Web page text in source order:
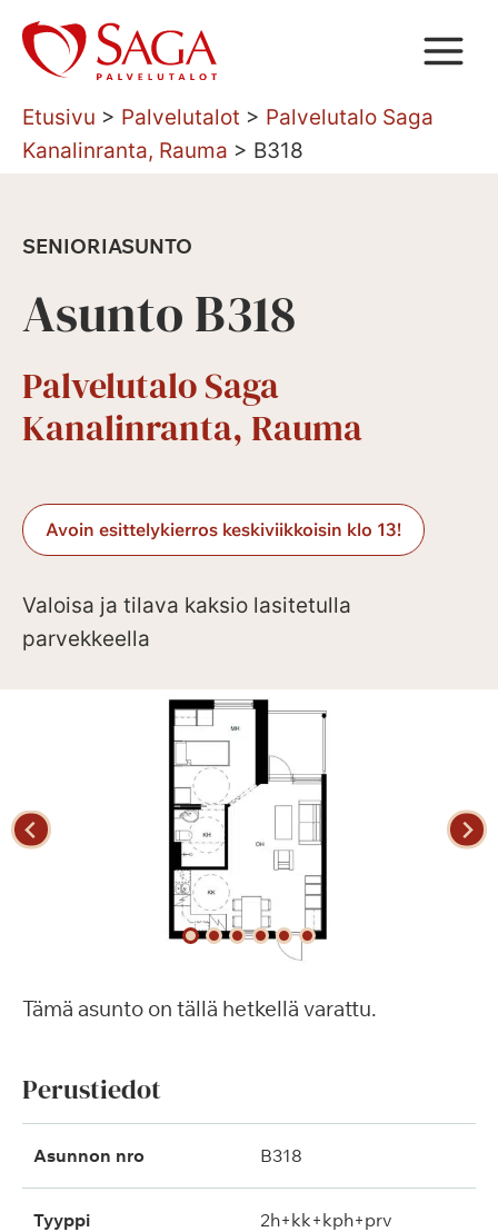
Siirry
sisältöön
Etusivu > Palvelutalot > Palvelutalo Saga
Kanalinranta, Rauma > B318
SENIORIASUNTO
Asunto B318
Palvelutalo Saga
Kanalinranta, Rauma
Avoin esittelykierros keskiviikkoisin klo 13!
Valoisa ja tilava kaksio lasitetulla
parvekkeella
Tämä asunto on tällä hetkellä varattu.
Perustiedot
Asunnon nro B318
Tyyppi 2h+kk+kph+prv